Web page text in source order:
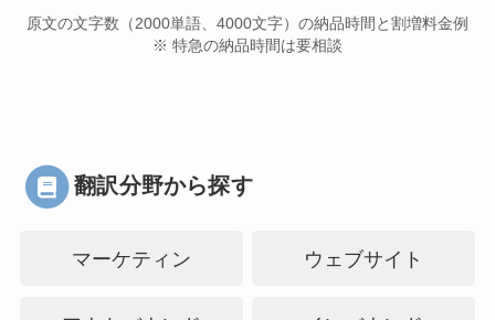
原文の文字数（2000単語、4000文字）の納品時間と割増料金例
※ 特急の納品時間は要相談
翻訳分野から探す
マーケティン
ウェブサイト